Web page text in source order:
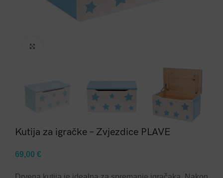
Kutija za igračke – Zvjezdice PLAVE
69,00 €